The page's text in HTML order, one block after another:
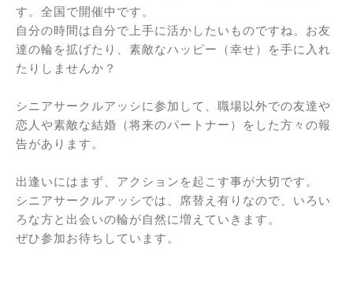
す。全国で開催中です。
自分の時間は自分で上手に活かしたいものですね。お友
達の輪を拡げたり、素敵なハッピー（幸せ）を手に入れ
たりしませんか？
シニアサークルアッシに参加して、職場以外での友達や
恋人や素敵な結婚（将来のパートナー）をした方々の報
告があります。
出逢いにはまず、アクションを起こす事が大切です。
シニアサークルアッシでは、席替え有りなので、いろい
ろな方と出会いの輪が自然に増えていきます。
ぜひ参加お待ちしています。